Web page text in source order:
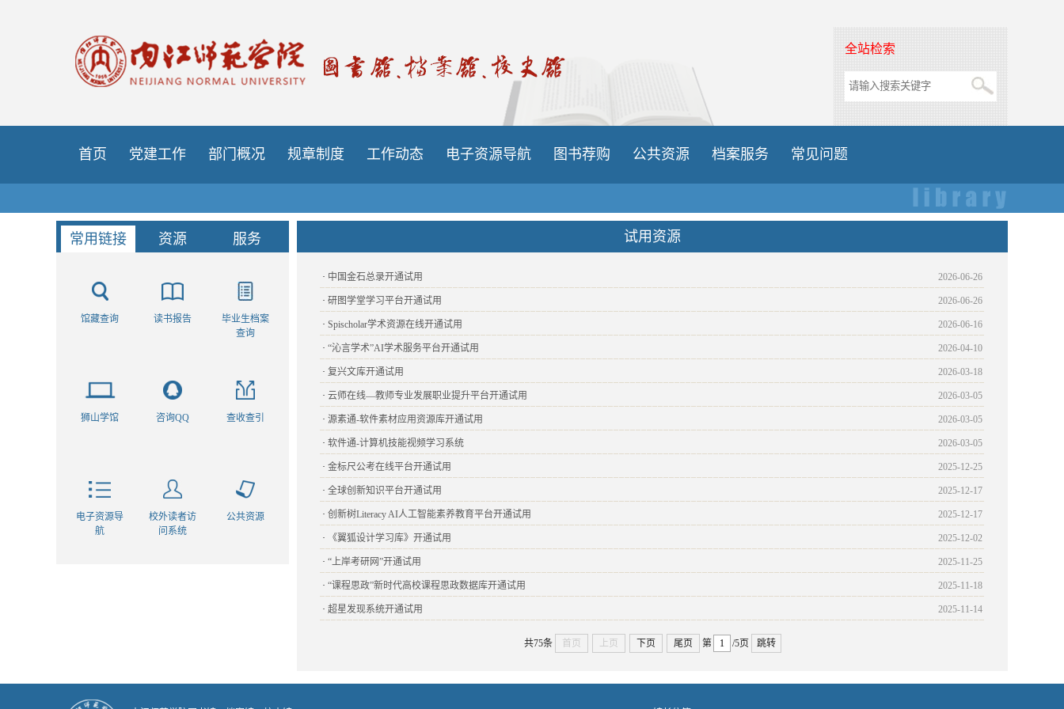
全站检索
首页 党建工作 部门概况 规章制度 工作动态 电子资源导航 图书荐购 公共资源 档案服务 常见问题
试用资源
· 中国金石总录开通试用 2026-06-26
· 研图学堂学习平台开通试用 2026-06-26
· Spischolar学术资源在线开通试用 2026-06-16
· “沁言学术”AI学术服务平台开通试用 2026-04-10
· 复兴文库开通试用 2026-03-18
· 云师在线—教师专业发展职业提升平台开通试用 2026-03-05
· 源素通-软件素材应用资源库开通试用 2026-03-05
· 软件通-计算机技能视频学习系统 2026-03-05
· 金标尺公考在线平台开通试用 2025-12-25
· 全球创新知识平台开通试用 2025-12-17
· 创新树Literacy AI人工智能素养教育平台开通试用 2025-12-17
· 《翼狐设计学习库》开通试用 2025-12-02
· “上岸考研网”开通试用 2025-11-25
· “课程思政”新时代高校课程思政数据库开通试用 2025-11-18
· 超星发现系统开通试用 2025-11-14
共75条 首页 上页 下页 尾页 第 /5页 跳转
常用链接 资源 服务
馆藏查询 读书报告
毕业生档案
查询
狮山学馆 咨询QQ 查收查引
电子资源导
航
校外读者访
问系统
公共资源